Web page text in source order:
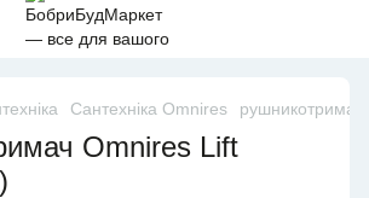
Сантехніка Omnires
Omnires Lift